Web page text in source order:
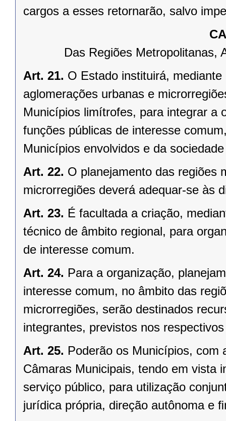
cargos a esses retornarão, salvo
Das Regiões Metropolitanas,
Art. 21. O Estado instituirá,
aglomerações urbanas e
Municípios limítrofes, para integrar a
funções públicas de interesse
Municípios envolvidos e da
Art. 22. O planejamento das regiões
microrregiões deverá adequar-se às
Art. 23. É facultada a criação,
técnico de âmbito regional, para
de interesse comum.
Art. 24. Para a organização,
interesse comum, no âmbito das
microrregiões, serão destinados
integrantes, previstos nos
Art. 25. Poderão os Municípios, com
Câmaras Municipais, tendo em vista
serviço público, para utilização
jurídica própria, direção autônoma e